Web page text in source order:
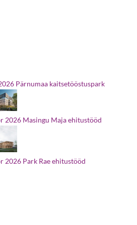
Pärnumaa kaitsetööstuspark
2026 Masingu Maja ehitustööd
2026 Park Rae ehitustööd